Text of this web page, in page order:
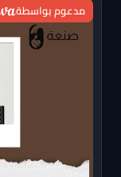
مدعوم بواسطة